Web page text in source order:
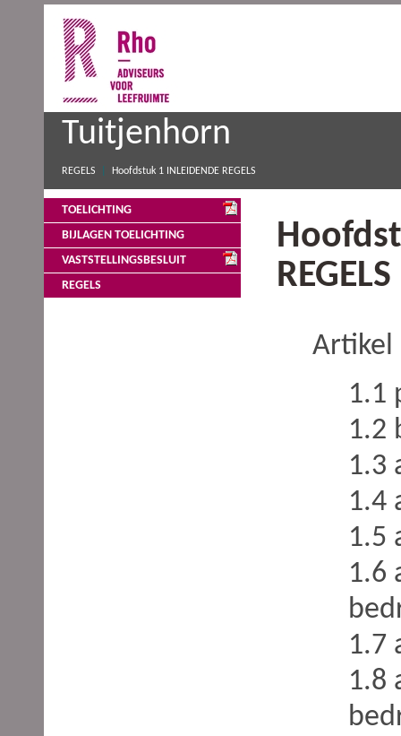
Tuitjenhorn
REGELS Hoofdstuk 1 INLEIDENDE REGELS
TOELICHTING
BIJLAGEN TOELICHTING
VASTSTELLINGSBESLUIT
REGELS
REGELS
Artikel
1.1
1.2
1.3
1.4
1.5
1.6
1.7
1.8